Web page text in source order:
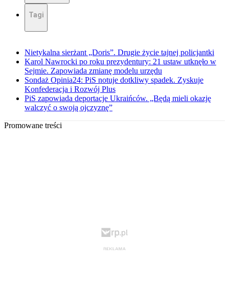
Tagi
Nietykalna sierżant „Doris”. Drugie życie tajnej policjantki
Karol Nawrocki po roku prezydentury: 21 ustaw utknęło w
Sejmie. Zapowiada zmianę modelu urzędu
Sondaż Opinia24: PiS notuje dotkliwy spadek. Zyskuje
Konfederacja i Rozwój Plus
PiS zapowiada deportacje Ukraińców. „Będą mieli okazję
walczyć o swoją ojczyznę”
Promowane treści